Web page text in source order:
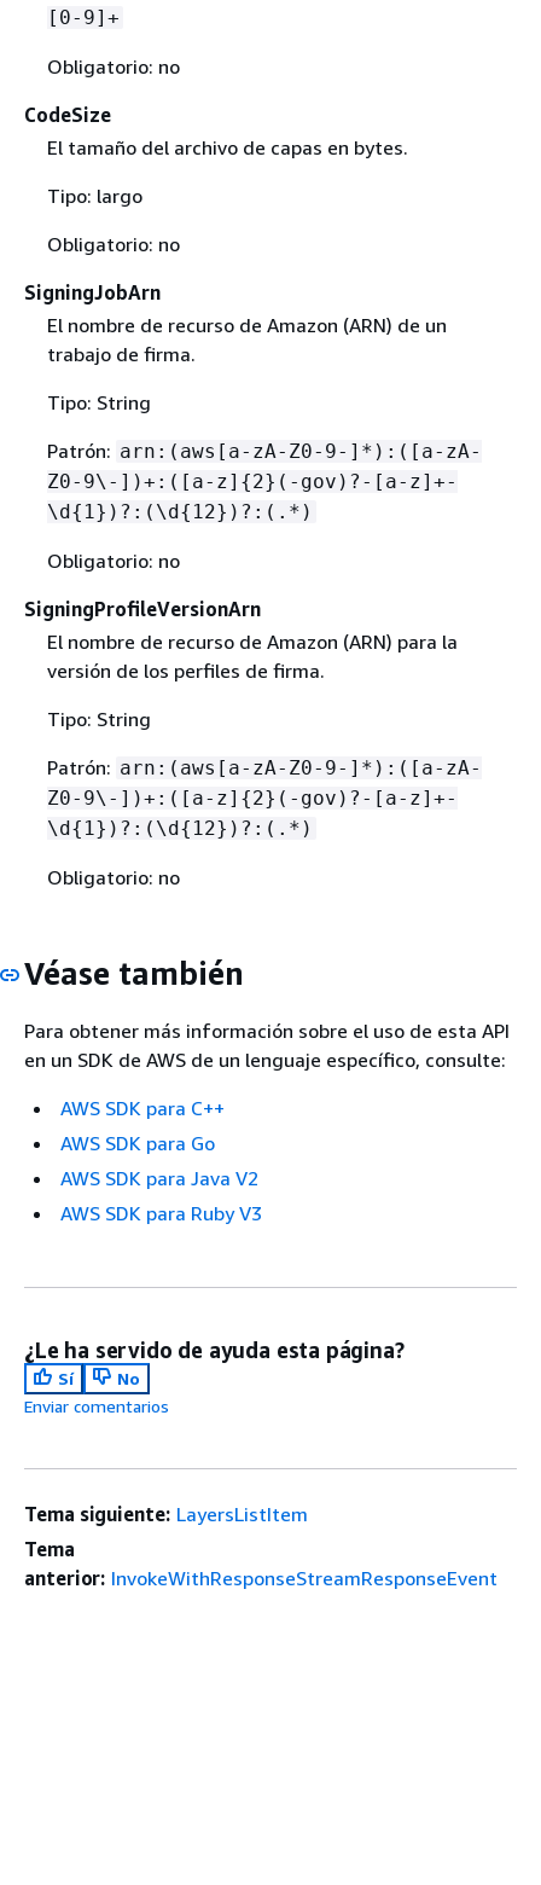
[0-9]+
Obligatorio: no
CodeSize
El tamaño del archivo de capas en bytes.
Tipo: largo
Obligatorio: no
SigningJobArn
El nombre de recurso de Amazon (ARN) de un
trabajo de firma.
Tipo: String
Patrón: arn:(aws[a-zA-Z0-9-]*):([a-zA-
Z0-9\-])+:([a-z] {2}(-gov)?-[a-z]+-
\d{ 1})?:(\d{ 12})?:(.*)
Obligatorio: no
SigningProfileVersionArn
El nombre de recurso de Amazon (ARN) para la
versión de los perfiles de firma.
Tipo: String
Patrón: arn:(aws[a-zA-Z0-9-]*):([a-zA-
Z0-9\-])+:([a-z] {2}(-gov)?-[a-z]+-
\d{ 1})?:(\d{ 12})?:(.*)
Obligatorio: no
Véase también
Para obtener más información sobre el uso de esta API
en un SDK de AWS de un lenguaje específico, consulte:
AWS SDK para C++
AWS SDK para Go
AWS SDK para Java V2
AWS SDK para Ruby V3
¿Le ha servido de ayuda esta página?
Sí
No
Enviar comentarios
Tema siguiente: LayersListItem
Tema
anterior: InvokeWithResponseStreamResponseEvent